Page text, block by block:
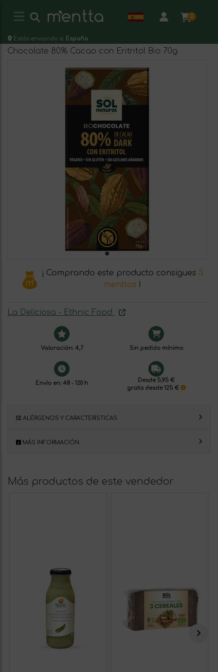
0
Estás enviando a: España
Chocolate 80% Cacao con Eritritol Bio 70g
¡ Comprando este producto consigues 3
menttos !
La Deliciosa - Ethnic Food
Valoración: 4,7 Sin pedido mínimo
Envío en: 48 - 120 h
Desde 5,95 €
gratis desde 125 €
ALÉRGENOS Y CARACTERÍSTICAS
MÁS INFORMACIÓN
Más productos de este vendedor